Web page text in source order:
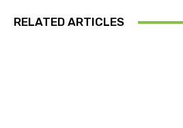
RELATED ARTICLES